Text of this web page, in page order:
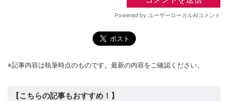
※記事内容は執筆時点のものです。最新の内容をご確認ください。
【こちらの記事もおすすめ！】